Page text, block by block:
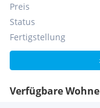
Verfügbare
Preis
Status
Fertigstellung